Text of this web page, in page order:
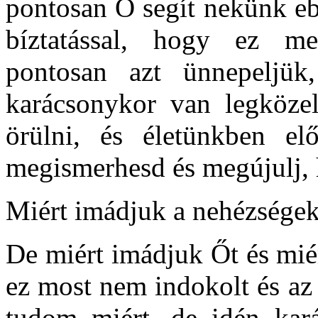
pontosan Ő segít nekünk
bíztatással, hogy ez
pontosan azt
karácsonykor van
örülni, és életünkben
megismerhesd és
Miért imádjuk a
De miért imádjuk Őt és
ez most nem indokolt és